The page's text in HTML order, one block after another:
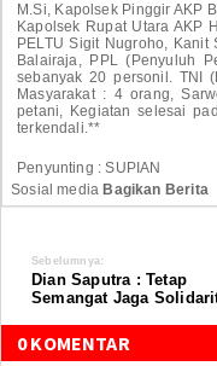
M.Si, Kapolsek Pinggir AKP
Kapolsek Rupat Utara AKP
PELTU Sigit Nugroho,
Balairaja, PPL (Penyuluh
sebanyak 20 personil. TNI
Masyarakat : 4 orang,
petani, Kegiatan selesai
terkendali.**
Penyunting : SUPIAN
Sosial media Bagikan Berita
Sebelumnya:
Dian Saputra : Tetap
Semangat Jaga
0 KOMENTAR